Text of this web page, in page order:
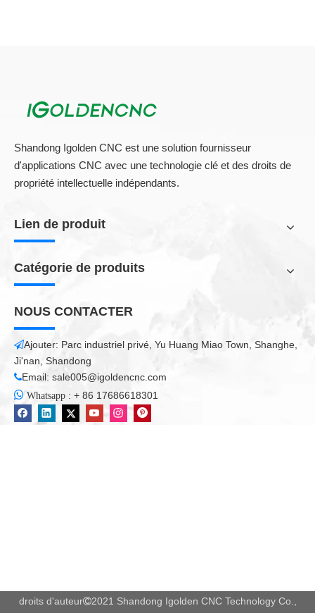
Shandong Igolden CNC est une solution fournisseur
d'applications CNC avec une technologie clé et des droits de
propriété intellectuelle indépendants.
Lien de produit
Catégorie de produits
NOUS CONTACTER
Ajouter: Parc industriel privé, Yu Huang Miao Town, Shanghe,
Ji'nan, Shandong
Email: sale005@igoldencnc.com
 Whatsapp : + 86 17686618301
droits d'auteur2021 Shandong Igolden CNC Technology Co.,